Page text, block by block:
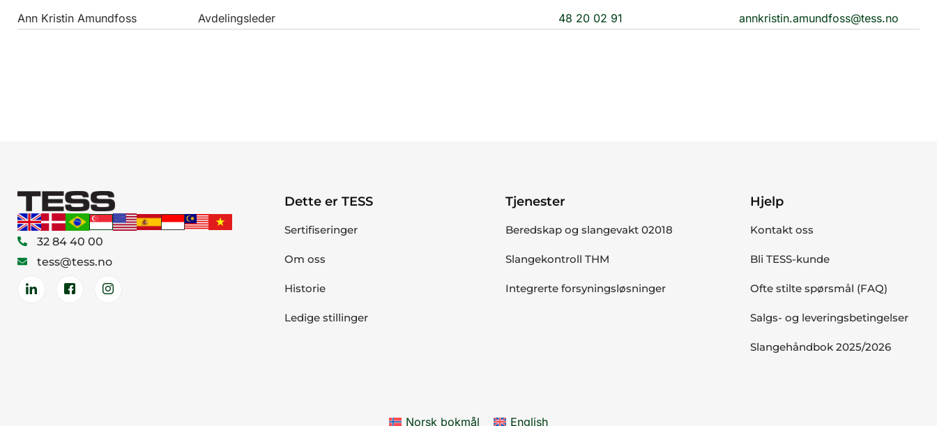
Ann Kristin Amundfoss Avdelingsleder 48 20 02 91 annkristin.amundfoss@tess.no
32 84 40 00
tess@tess.no
Dette er TESS
Sertifiseringer
Om oss
Historie
Ledige stillinger
Tjenester
Beredskap og slangevakt 02018
Slangekontroll THM
Integrerte forsyningsløsninger
Hjelp
Kontakt oss
Bli TESS-kunde
Ofte stilte spørsmål (FAQ)
Salgs- og leveringsbetingelser
Slangehåndbok 2025/2026
Norsk bokmål English